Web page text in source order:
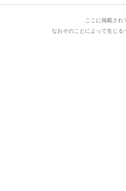
ここに掲載され
なおそのことによって生じる